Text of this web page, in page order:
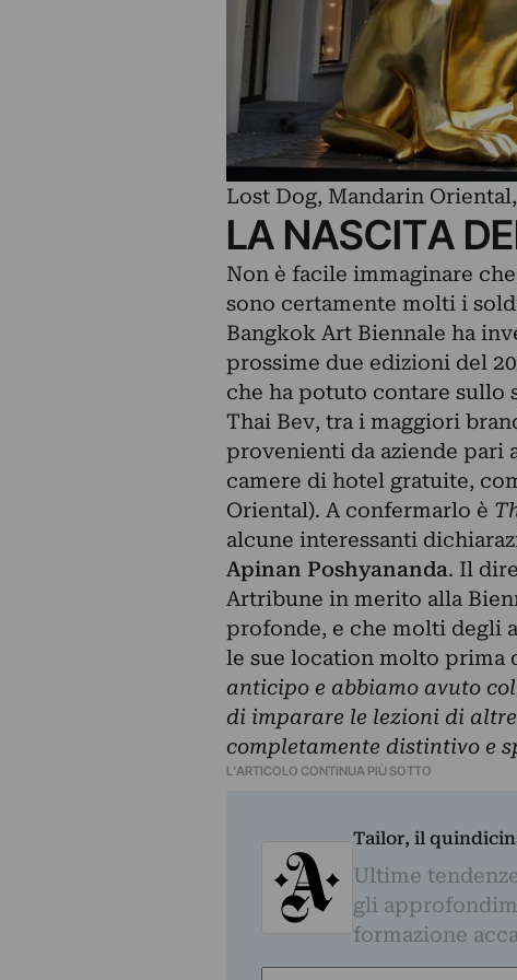
Lost Dog, Mandarin
LA NASCITA
Non è facile immaginare
sono certamente molti i
Bangkok Art Biennale ha
prossime due edizioni del
che ha potuto contare sullo
Thai Bev, tra i maggiori
provenienti da aziende pari
camere di hotel gratuite,
Oriental). A confermarlo è
alcune interessanti
Apinan Poshyananda. Il
Artribune in merito alla
profonde, e che molti degli
le sue location molto prima
anticipo e abbiamo avuto
di imparare le lezioni di
completamente distintivo e
L'ARTICOLO CONTINUA PIÙ SOTTO
Tailor, il
Ultime
gli
formazione